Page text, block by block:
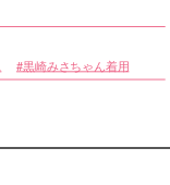
黒崎みさちゃん着用